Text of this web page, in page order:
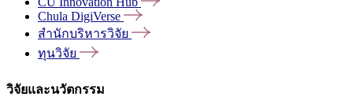
Chula DigiVerse
สำนักบริหารวิจัย
ทุนวิจัย
วิจัยและนวัตกรรม